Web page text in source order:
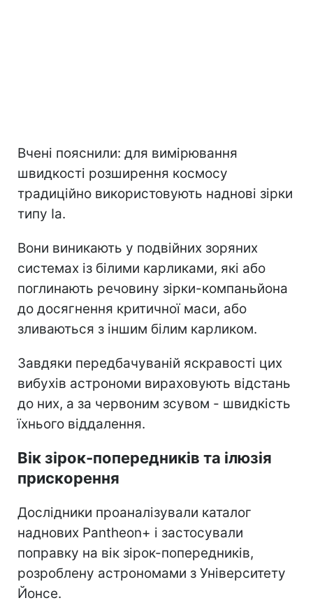
Вчені пояснили: для вимірювання
швидкості розширення космосу
традиційно використовують наднові зірки
типу Ia.
Вони виникають у подвійних зоряних
системах із білими карликами, які або
поглинають речовину зірки-компаньйона
до досягнення критичної маси, або
зливаються з іншим білим карликом.
Завдяки передбачуваній яскравості цих
вибухів астрономи вираховують відстань
до них, а за червоним зсувом - швидкість
їхнього віддалення.
Вік зірок-попередників та ілюзія
прискорення
Дослідники проаналізували каталог
наднових Pantheon+ і застосували
поправку на вік зірок-попередників,
розроблену астрономами з Університету
Йонсе.